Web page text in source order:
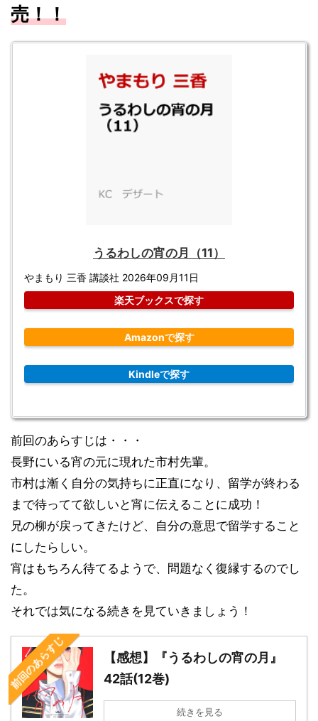
売！！
うるわしの宵の月（11）
やまもり 三香 講談社 2026年09月11日
楽天ブックスで探す
Amazonで探す
Kindleで探す
前回のあらすじは・・・
長野にいる宵の元に現れた市村先輩。
市村は漸く自分の気持ちに正直になり、留学が終わる
まで待ってて欲しいと宵に伝えることに成功！
兄の柳が戻ってきたけど、自分の意思で留学すること
にしたらしい。
宵はもちろん待てるようで、問題なく復縁するのでし
た。
それでは気になる続きを見ていきましょう！
前回のあらすじ
【感想】『うるわしの宵の月』
42話(12巻)
続きを見る